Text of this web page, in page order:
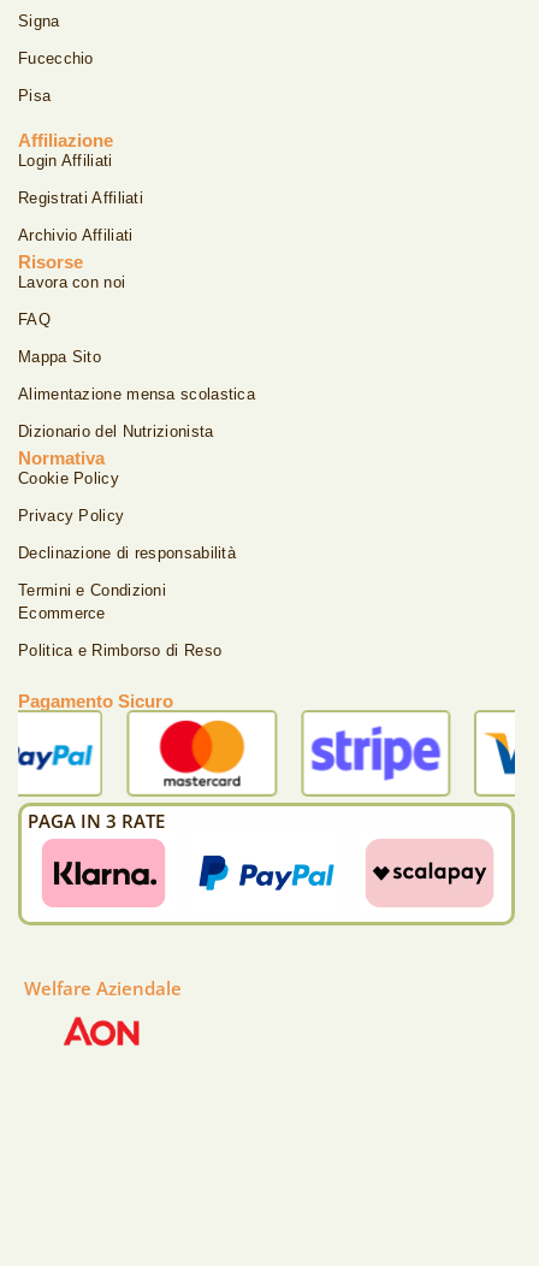
Signa
Fucecchio
Pisa
Affiliazione
Login Affiliati
Registrati Affiliati
Archivio Affiliati
Risorse
Lavora con noi
FAQ
Mappa Sito
Alimentazione mensa scolastica
Dizionario del Nutrizionista
Normativa
Cookie Policy
Privacy Policy
Declinazione di responsabilità
Termini e Condizioni
Ecommerce
Politica e Rimborso di Reso
Pagamento Sicuro
PAGA IN 3 RATE
Welfare Aziendale